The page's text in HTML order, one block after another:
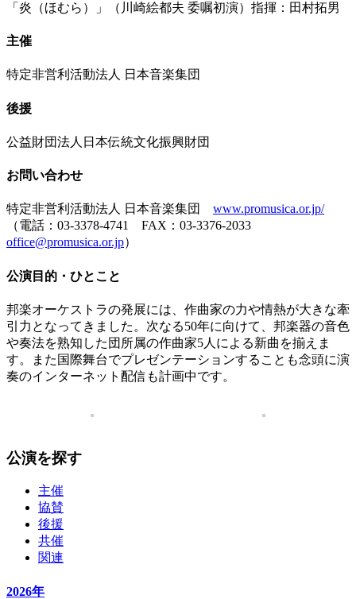
「炎（ほむら）」（川崎絵都夫 委嘱初演）指揮：田村拓男
主催
特定非営利活動法人 日本音楽集団
後援
公益財団法人日本伝統文化振興財団
お問い合わせ
特定非営利活動法人 日本音楽集団 www.promusica.or.jp/
（電話：03-3378-4741 FAX：03-3376-2033
office@promusica.or.jp）
公演目的・ひとこと
邦楽オーケストラの発展には、作曲家の力や情熱が大きな牽
引力となってきました。次なる50年に向けて、邦楽器の音色
や奏法を熟知した団所属の作曲家5人による新曲を揃えま
す。また国際舞台でプレゼンテーションすることも念頭に演
奏のインターネット配信も計画中です。
公演を探す
主催
協賛
後援
共催
関連
2026年